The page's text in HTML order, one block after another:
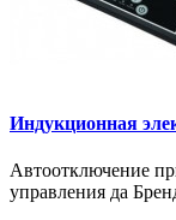
Индукционная
Автоотключение
управления да